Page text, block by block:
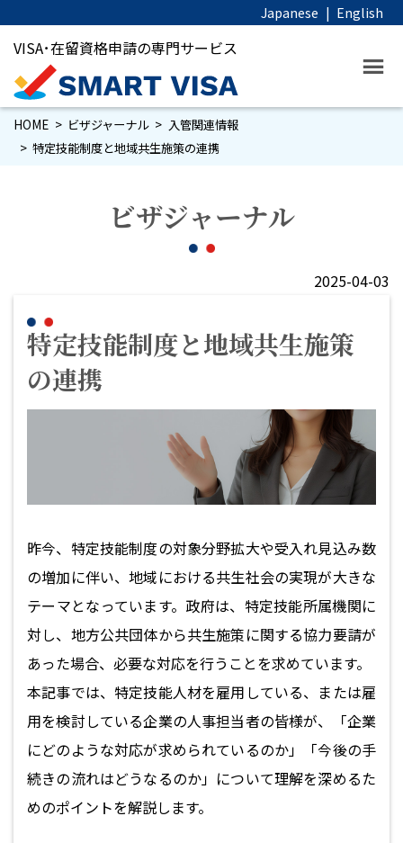
VISA･在留資格申請の専門サービス
Japanese | English
HOME ビザジャーナル
入管関連情報
特定技能制度と地域共生施策の連携
ビザジャーナル
2025-04-03
特定技能制度と地域共生施策
の連携
昨今、特定技能制度の対象分野拡大や受入れ見込み数
の増加に伴い、地域における共生社会の実現が大きな
テーマとなっています。政府は、特定技能所属機関に
対し、地方公共団体から共生施策に関する協力要請が
あった場合、必要な対応を行うことを求めています。
本記事では、特定技能人材を雇用している、または雇
用を検討している企業の人事担当者の皆様が、「企業
にどのような対応が求められているのか」「今後の手
続きの流れはどうなるのか」について理解を深めるた
めのポイントを解説します。